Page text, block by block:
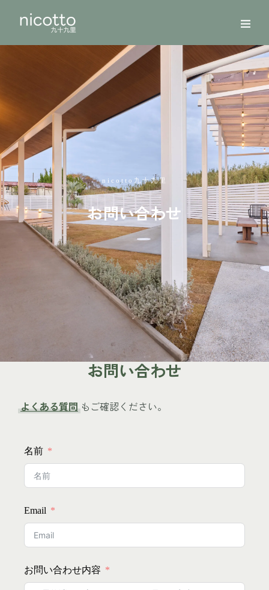
nicotto九十九里
お問い合わせ
お問い合わせ
よくある質問 もご確認ください。
名前
Email
お問い合わせ内容